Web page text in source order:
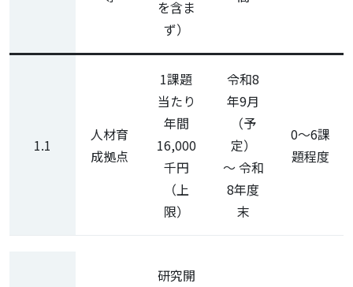
を含ま
ず）
1.1
人材育
成拠点
1課題
当たり
年間
16,000
千円
（上
限）
令和8
年9月
（予
定）
～ 令和
8年度
末
0～6課
題程度
研究開